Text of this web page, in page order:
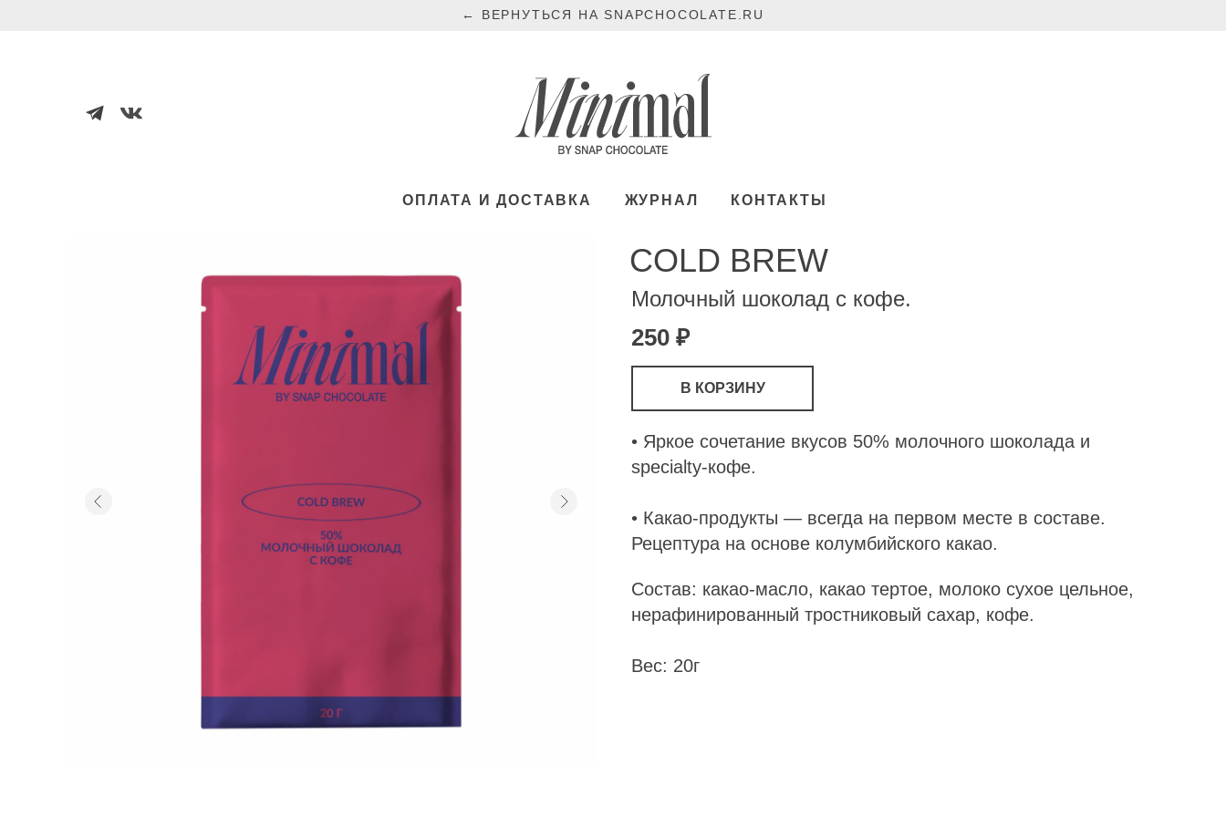
← ВЕРНУТЬСЯ НА SNAPCHOCOLATE.RU
ОПЛАТА И ДОСТАВКА ЖУРНАЛ КОНТАКТЫ
COLD BREW
• Яркое сочетание вкусов 50% молочного шоколада и
specialty-кофе.
• Какао-продукты — всегда на первом месте в составе.
Рецептура на основе колумбийского какао.
Молочный шоколад с кофе.
250 ₽
В КОРЗИНУ
Состав: какао-масло, какао тертое, молоко сухое цельное,
нерафинированный тростниковый сахар, кофе.
Вес: 20г